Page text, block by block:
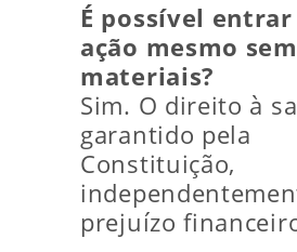
É possível entrar
ação mesmo
materiais?
Sim. O direito à
garantido pela
Constituição,
prejuízo